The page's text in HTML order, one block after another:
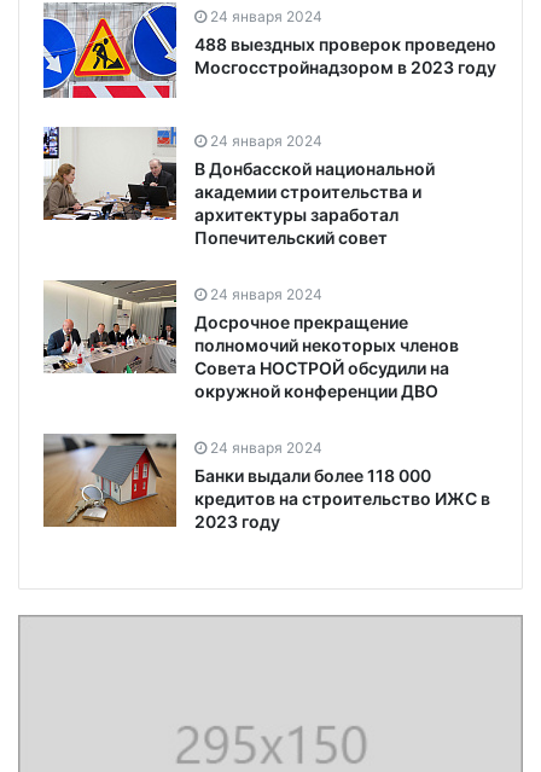
24 января 2024
488 выездных проверок проведено
Мосгосстройнадзором в 2023 году
24 января 2024
В Донбасской национальной
академии строительства и
архитектуры заработал
Попечительский совет
24 января 2024
Досрочное прекращение
полномочий некоторых членов
Совета НОСТРОЙ обсудили на
окружной конференции ДВО
24 января 2024
Банки выдали более 118 000
кредитов на строительство ИЖС в
2023 году